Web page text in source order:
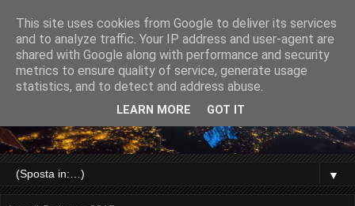
▼
This site uses cookies from Google to deliver its services
and to analyze traffic. Your IP address and user-agent are
shared with Google along with performance and security
metrics to ensure quality of service, generate usage
statistics, and to detect and address abuse.
LEARN MORE GOT IT